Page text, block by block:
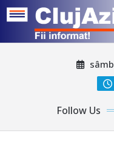
Follow Us